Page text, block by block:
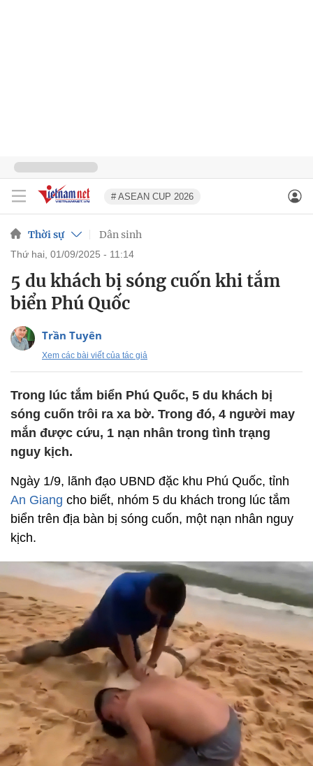
# ASEAN CUP 2026
Thời sự Dân sinh
thứ hai, 01/09/2025 - 11:14
5 du khách bị sóng cuốn khi tắm
biển Phú Quốc
Trần Tuyên
Xem các bài viết của tác giả
Trong lúc tắm biển Phú Quốc, 5 du khách bị
sóng cuốn trôi ra xa bờ. Trong đó, 4 người may
mắn được cứu, 1 nạn nhân trong tình trạng
nguy kịch.
Ngày 1/9, lãnh đạo UBND đặc khu Phú Quốc, tỉnh
An Giang cho biết, nhóm 5 du khách trong lúc tắm
biển trên địa bàn bị sóng cuốn, một nạn nhân nguy
kịch.